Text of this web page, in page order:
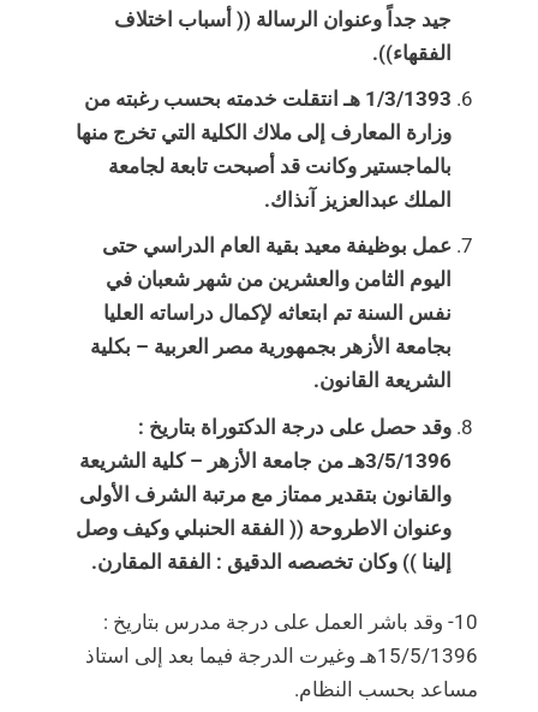
جيد جداً وعنوان الرسالة (( أسباب اختلاف
الفقهاء)).
1/3/1393 هـ انتقلت خدمته بحسب رغبته من
وزارة المعارف إلى ملاك الكلية التي تخرج منها
بالماجستير وكانت قد أصبحت تابعة لجامعة
الملك عبدالعزيز آنذاك.
عمل بوظيفة معيد بقية العام الدراسي حتى
اليوم الثامن والعشرين من شهر شعبان في
نفس السنة تم ابتعاثه لإكمال دراساته العليا
بجامعة الأزهر بجمهورية مصر العربية – بكلية
الشريعة القانون.
وقد حصل على درجة الدكتوراة بتاريخ :
3/5/1396هـ من جامعة الأزهر – كلية الشريعة
والقانون بتقدير ممتاز مع مرتبة الشرف الأولى
وعنوان الاطروحة (( الفقة الحنبلي وكيف وصل
إلينا )) وكان تخصصه الدقيق : الفقة المقارن.
10- وقد باشر العمل على درجة مدرس بتاريخ :
15/5/1396هـ وغيرت الدرجة فيما بعد إلى استاذ
مساعد بحسب النظام.